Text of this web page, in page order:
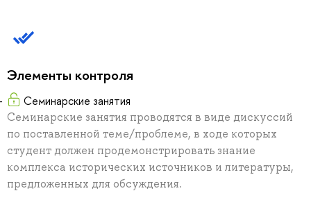
Элементы контроля
Семинарские занятия
Семинарские занятия проводятся в виде дискуссий
по поставленной теме/проблеме, в ходе которых
студент должен продемонстрировать знание
комплекса исторических источников и литературы,
предложенных для обсуждения.